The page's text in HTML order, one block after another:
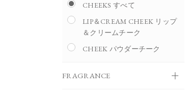
CHEEKS すべて
LIP＆CREAM CHEEK リップ
＆クリームチーク
CHEEK パウダーチーク
FRAGRANCE